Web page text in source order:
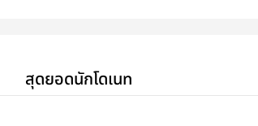
สุดยอดนักโดเนท